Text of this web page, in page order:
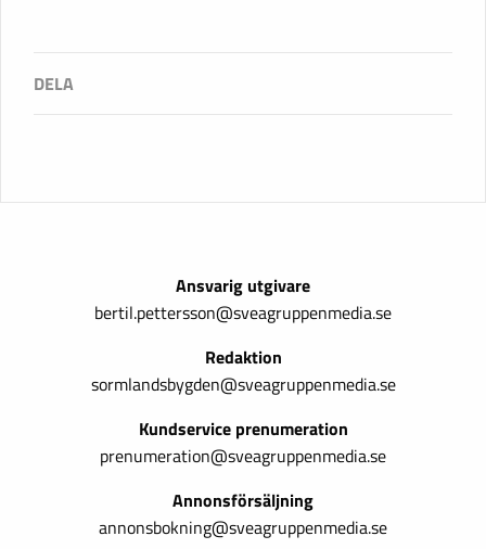
Ansvarig utgivare
bertil.pettersson@sveagruppenmedia.se
Redaktion
sormlandsbygden@sveagruppenmedia.se
Kundservice prenumeration
prenumeration@sveagruppenmedia.se
Annonsförsäljning
annonsbokning@sveagruppenmedia.se